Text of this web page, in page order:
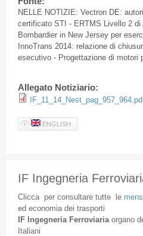
NELLE NOTIZIE: Vectron DE:
certificato STI - ERTMS Livello 2
Bombardier in New Jersey per
InnoTrans 2014: relazione di
esecutivo - Progettazione di motori
Allegato Notiziario:
ENGLISH
IF Ingegneria
Cliccaper consultare tuttele
ed economia dei trasporti
IF Ingegneria Ferroviaria organo
Italiani